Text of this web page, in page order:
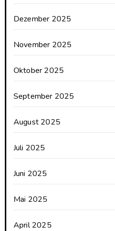
Dezember 2025
November 2025
Oktober 2025
September 2025
August 2025
Juli 2025
Juni 2025
Mai 2025
April 2025